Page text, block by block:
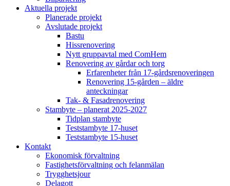
Aktuella projekt
Planerade projekt
Avslutade projekt
Bastu
Hissrenovering
Nytt gruppavtal med ComHem
Renovering av gårdar och torg
Erfarenheter från 17-gårdsrenoveringen
Renovering 15-gården – äldre
anteckningar
Tak- & Fasadrenovering
Stambyte – planerat 2025-2027
Tidplan stambyte
Teststambyte 17-huset
Teststambyte 15-huset
Kontakt
Ekonomisk förvaltning
Fastighetsförvaltning och felanmälan
Trygghetsjour
Delagott